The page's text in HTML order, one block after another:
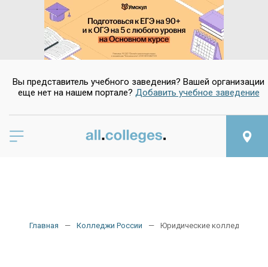
Вы представитель учебного заведения? Вашей организации
еще нет на нашем портале? Добавить учебное заведение
Главная Колледжи России Юридические колледжи